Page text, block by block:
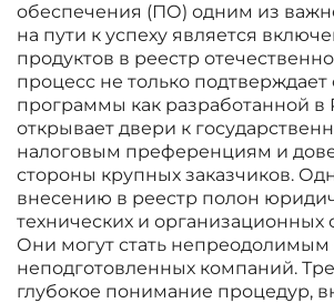
обеспечения (ПО) одним из
на пути к успеху является
продуктов в реестр
процесс не только подтверждает
программы как разработанной в
открывает двери к
налоговым преференциям и
стороны крупных заказчиков.
внесению в реестр полон
технических и организационных
Они могут стать
неподготовленных компаний.
глубокое понимание процедур,